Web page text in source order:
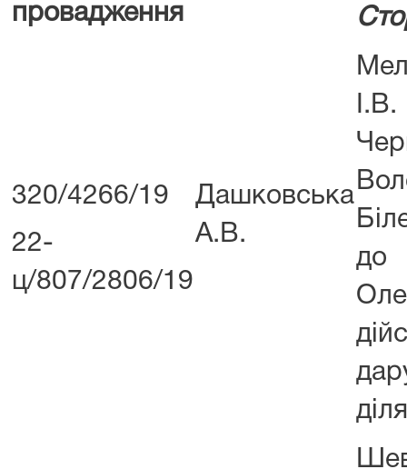
провадження
320/4266/19
22-
ц/807/2806/19
Дашковська
А.В.
до